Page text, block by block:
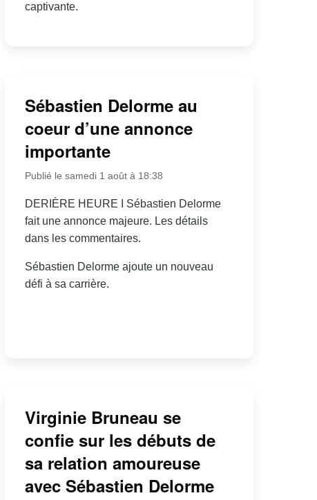
captivante.
Sébastien Delorme au
coeur d’une annonce
importante
Publié le samedi 1 août à 18:38
DERIÈRE HEURE I Sébastien Delorme
fait une annonce majeure. Les détails
dans les commentaires.
Sébastien Delorme ajoute un nouveau
défi à sa carrière.
Virginie Bruneau se
confie sur les débuts de
sa relation amoureuse
avec Sébastien Delorme